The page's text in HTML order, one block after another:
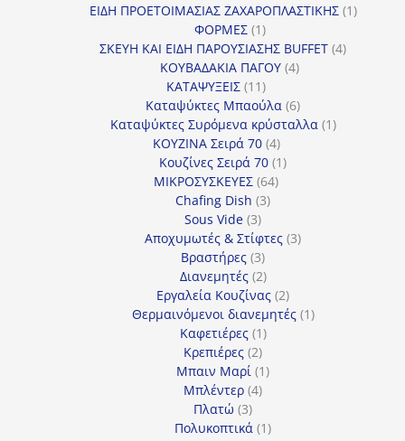
προϊόντα
ΕΙΔΗ ΠΡΟΕΤΟΙΜΑΣΙΑΣ ΖΑΧΑΡΟΠΛΑΣΤΙΚΗΣ 11
ΦΟΡΜΕΣ 11
προϊόν
ΣΚΕΥΗ ΚΑΙ ΕΙΔΗ ΠΑΡΟΥΣΙΑΣΗΣ BUFFET 44
ΚΟΥΒΑΔΑΚΙΑ ΠΑΓΟΥ 44
ΚΑΤΑΨΥΞΕΙΣ 1111
προϊόντα
Καταψύκτες Μπαούλα 66
προϊόντα
Καταψύκτες Συρόμενα κρύσταλλα 11
ΚΟΥΖΙΝΑ Σειρά 70 44
προϊόντα
Κουζίνες Σειρά 70 11
ΜΙΚΡΟΣΥΣΚΕΥΕΣ 6464
Chafing Dish 33
Sous Vide 33
προϊόντα
Αποχυμωτές & Στίφτες 33
Βραστήρες 33
προϊόντα
Διανεμητές 22
προϊόντα
Εργαλεία Κουζίνας 22
προϊόντα
Θερμαινόμενοι διανεμητές 11
Καφετιέρες 11
προϊόν
Κρεπιέρες 22
προϊόντα
Μπαιν Μαρί 11
Μπλέντερ 44
Πλατώ 33
προϊόντα
Πολυκοπτικά 11